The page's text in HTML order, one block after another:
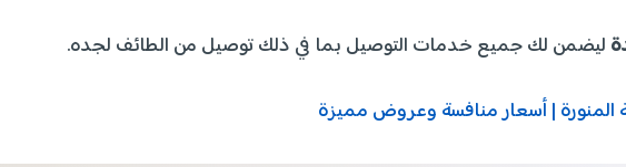
ليضمن لك جميع خدمات التوصيل بما في ذلك توصيل من الطائف لجده.
المنورة | أسعار منافسة وعروض مميزة